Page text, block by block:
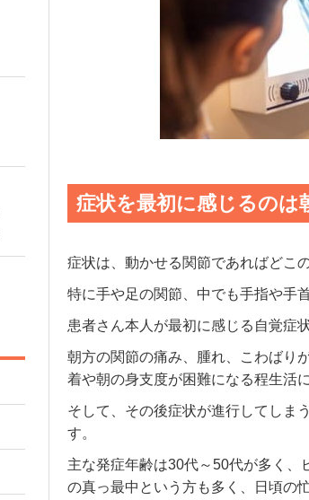
症状を最初に感じるのは
症状は、動かせる関節であればどこ
特に手や足の関節、中でも手指や手
患者さん本人が最初に感じる自覚症
朝方の関節の痛み、腫れ、こわばり
着や朝の身支度が困難になる程生活
そして、その後症状が進行してしま
す。
主な発症年齢は30代～50代が多く、
の真っ最中という方も多く、日頃の